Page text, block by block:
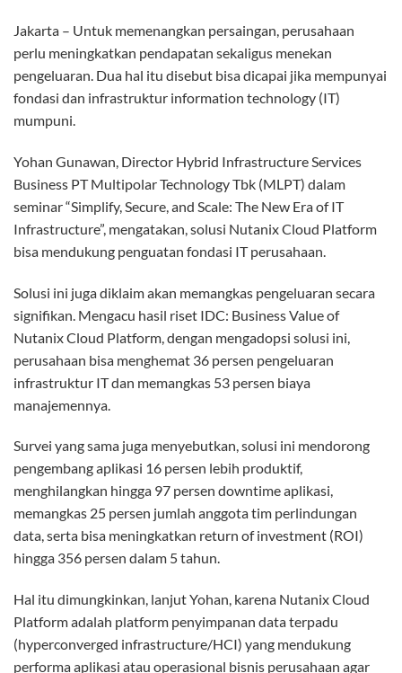
Jakarta – Untuk memenangkan persaingan, perusahaan
perlu meningkatkan pendapatan sekaligus menekan
pengeluaran. Dua hal itu disebut bisa dicapai jika mempunyai
fondasi dan infrastruktur information technology (IT)
mumpuni.
Yohan Gunawan, Director Hybrid Infrastructure Services
Business PT Multipolar Technology Tbk (MLPT) dalam
seminar “Simplify, Secure, and Scale: The New Era of IT
Infrastructure”, mengatakan, solusi Nutanix Cloud Platform
bisa mendukung penguatan fondasi IT perusahaan.
Solusi ini juga diklaim akan memangkas pengeluaran secara
signifikan. Mengacu hasil riset IDC: Business Value of
Nutanix Cloud Platform, dengan mengadopsi solusi ini,
perusahaan bisa menghemat 36 persen pengeluaran
infrastruktur IT dan memangkas 53 persen biaya
manajemennya.
Survei yang sama juga menyebutkan, solusi ini mendorong
pengembang aplikasi 16 persen lebih produktif,
menghilangkan hingga 97 persen downtime aplikasi,
memangkas 25 persen jumlah anggota tim perlindungan
data, serta bisa meningkatkan return of investment (ROI)
hingga 356 persen dalam 5 tahun.
Hal itu dimungkinkan, lanjut Yohan, karena Nutanix Cloud
Platform adalah platform penyimpanan data terpadu
(hyperconverged infrastructure/HCI) yang mendukung
performa aplikasi atau operasional bisnis perusahaan agar